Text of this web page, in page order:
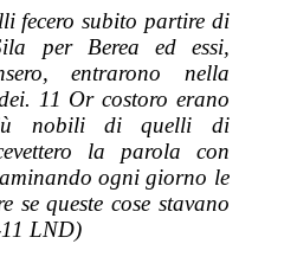
fecero subito partire di
per Berea ed essi,
entrarono nella
11 Or costoro erano
nobili di quelli di
la parola con
ogni giorno le
se queste cose stavano
LND)